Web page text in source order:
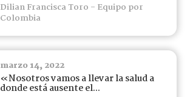
Dilian Francisca Toro - Equipo por
Colombia
marzo 14, 2022
«Nosotros vamos a llevar la salud a
donde está ausente el...